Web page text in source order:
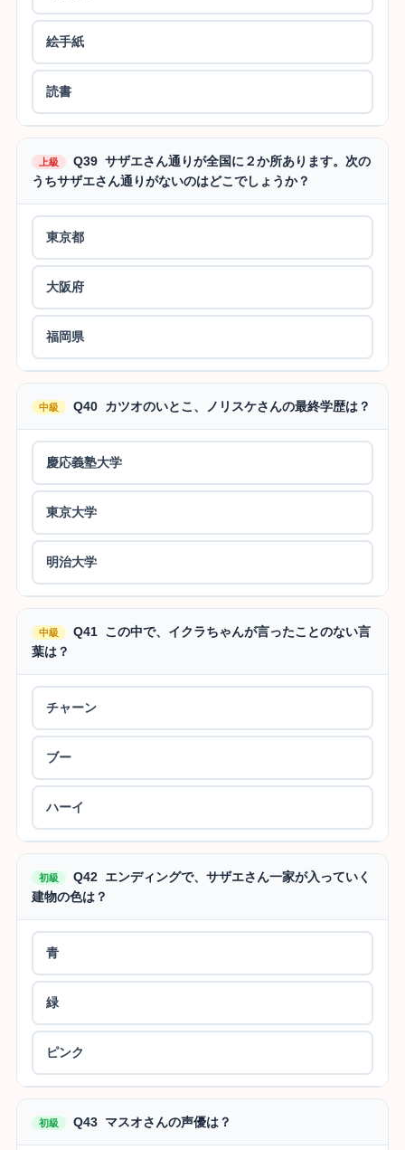
絵手紙
読書
上級
Q39 サザエさん通りが全国に２か所あります。次の
うちサザエさん通りがないのはどこでしょうか？
東京都
大阪府
福岡県
中級 Q40 カツオのいとこ、ノリスケさんの最終学歴は？
慶応義塾大学
東京大学
明治大学
中級
Q41 この中で、イクラちゃんが言ったことのない言
葉は？
チャーン
ブー
ハーイ
初級
Q42 エンディングで、サザエさん一家が入っていく
建物の色は？
青
緑
ピンク
初級 Q43 マスオさんの声優は？